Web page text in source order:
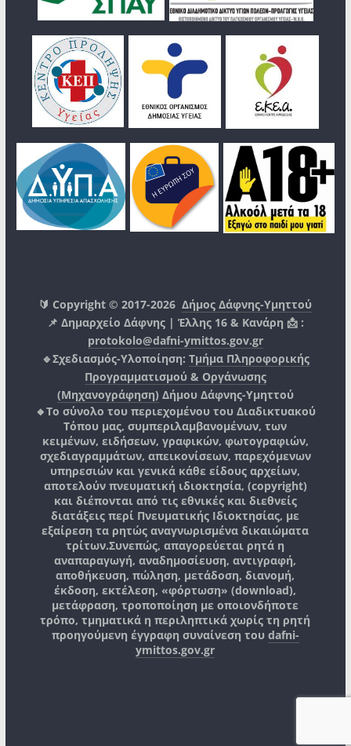
🔰 Copyright © 2017-2026Δήμος Δάφνης-Υμηττού
📌 Δημαρχείο Δάφνης | Έλλης 16 & Κανάρη 📩 :
protokolo@dafni-ymittos.gov.gr
🔹Σχεδιασμός-Υλοποίηση: Τμήμα Πληροφορικής
Προγραμματισμού & Οργάνωσης
(Μηχανογράφηση) Δήμου Δάφνης-Υμηττού
🔸Το σύνολο του περιεχομένου του Διαδικτυακού
Τόπου μας, συμπεριλαμβανομένων, των
κειμένων, ειδήσεων, γραφικών, φωτογραφιών,
σχεδιαγραμμάτων, απεικονίσεων, παρεχόμενων
υπηρεσιών και γενικά κάθε είδους αρχείων,
αποτελούν πνευματική ιδιοκτησία, (copyright)
και διέπονται από τις εθνικές και διεθνείς
διατάξεις περί Πνευματικής Ιδιοκτησίας, με
εξαίρεση τα ρητώς αναγνωρισμένα δικαιώματα
τρίτων.Συνεπώς, απαγορεύεται ρητά η
αναπαραγωγή, αναδημοσίευση, αντιγραφή,
αποθήκευση, πώληση, μετάδοση, διανομή,
έκδοση, εκτέλεση, «φόρτωση» (download),
μετάφραση, τροποποίηση με οποιονδήποτε
τρόπο, τμηματικά η περιληπτικά χωρίς τη ρητή
προηγούμενη έγγραφη συναίνεση του dafni-
ymittos.gov.gr